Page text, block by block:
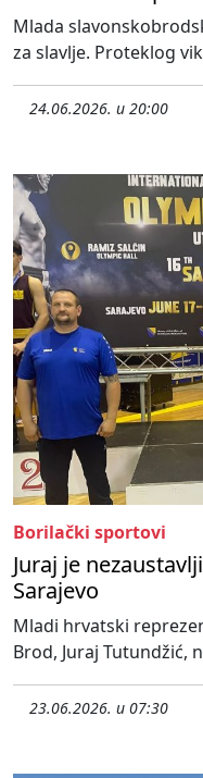
Mlada
za slavlje. Proteklog
24.06.2026. u 20:00
Borilački sportovi
Juraj je
Sarajevo
Mladi hrvatski
Brod, Juraj Tutundžić,
23.06.2026. u 07:30